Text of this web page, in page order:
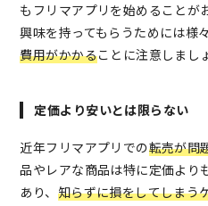
もフリマアプリを始めることが
興味を持ってもらうためには様
費用がかかることに注意しまし
定価より安いとは限らない
近年フリマアプリでの転売が問
品やレアな商品は特に定価より
あり、 知らずに損をしてしまう